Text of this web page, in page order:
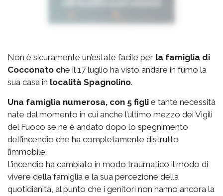
Non è sicuramente un’estate facile per la famiglia di
Cocconato che il 17 luglio ha visto andare in fumo la
sua casa in località Spagnolino.
Una famiglia numerosa, con 5 figli e tante necessità
nate dal momento in cui anche l’ultimo mezzo dei Vigili
del Fuoco se ne è andato dopo lo spegnimento
dell’incendio che ha completamente distrutto
l’immobile.
L’incendio ha cambiato in modo traumatico il modo di
vivere della famiglia e la sua percezione della
quotidianità, al punto che i genitori non hanno ancora la